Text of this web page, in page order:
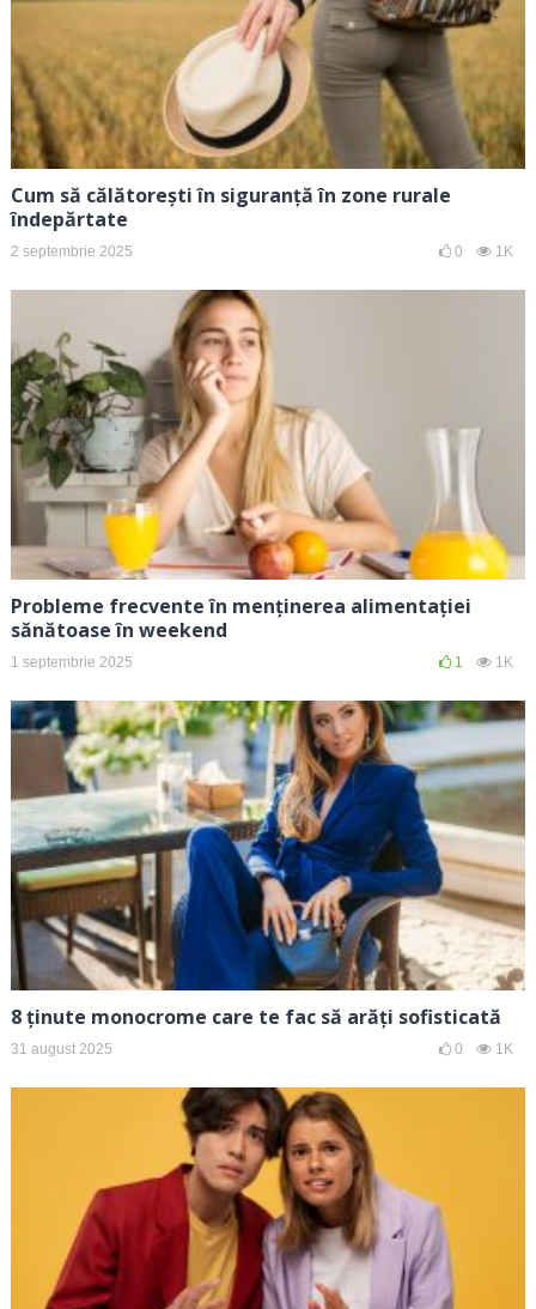
Cum să călătorești în siguranță în zone rurale
îndepărtate
2 septembrie 2025 0 1K
Probleme frecvente în menținerea alimentației
sănătoase în weekend
1 septembrie 2025 1 1K
8 ținute monocrome care te fac să arăți sofisticată
31 august 2025 0 1K